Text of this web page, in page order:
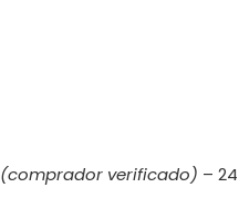
(comprador verificado) –